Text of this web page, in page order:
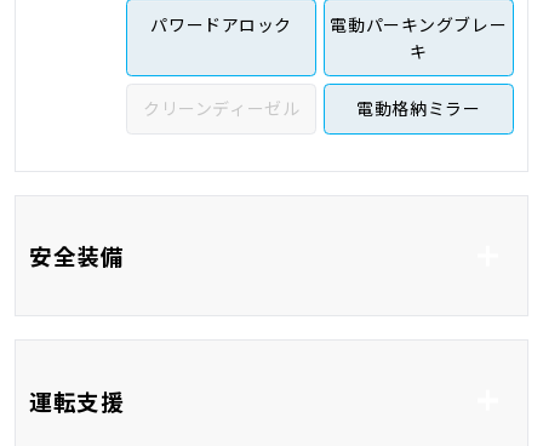
パワードアロック
電動パーキングブレー
キ
クリーンディーゼル 電動格納ミラー
安全装備
運転支援